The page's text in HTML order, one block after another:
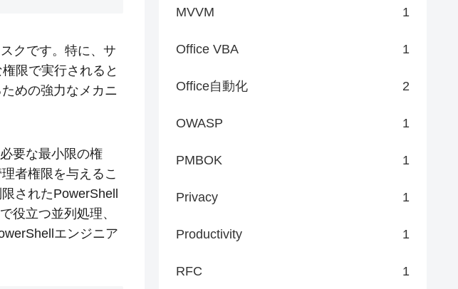
クです。特に、サ
限で実行されると
めの強力なメカニ
要な最小限の権
者権限を与えるこ
されたPowerShell
役立つ並列処理、
エンジニア
MVVM 1
Office VBA 1
Office自動化 2
OWASP 1
PMBOK 1
Privacy 1
Productivity 1
RFC 1